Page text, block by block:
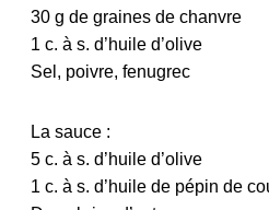
30 g de graines de chanvre
1 c. à s. d’huile d’olive
Sel, poivre, fenugrec
La sauce :
5 c. à s. d’huile d’olive
1 c. à s. d’huile de pépin de